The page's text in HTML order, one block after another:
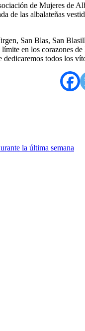
de Mujeres de
de las albalateñas
San Blas, San
en los corazones
todos los
la última semana